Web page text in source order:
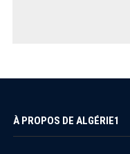
À PROPOS DE ALGÉRIE1